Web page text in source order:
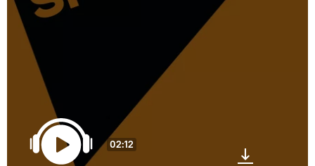
02:12